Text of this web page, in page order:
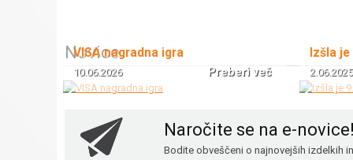
Novice
VISA nagradna igra
10.06.2026 Preberi več
Izšla
2.06.2025
Naročite se na e-novice!
Bodite obveščeni o najnovejših izdelkih